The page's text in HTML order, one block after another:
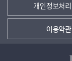
개인정보처
이용약관